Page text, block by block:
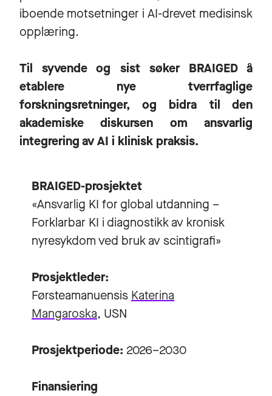
iboende motsetninger i AI-drevet medisinsk
opplæring.
Til syvende og sist søker BRAIGED å
etablere nye tverrfaglige
forskningsretninger, og bidra til den
akademiske diskursen om ansvarlig
integrering av AI i klinisk praksis.
BRAIGED-prosjektet
«Ansvarlig KI for global utdanning –
Forklarbar KI i diagnostikk av kronisk
nyresykdom ved bruk av scintigrafi»
Prosjektleder:
Førsteamanuensis Katerina
Mangaroska, USN
Prosjektperiode: 2026–2030
Finansiering